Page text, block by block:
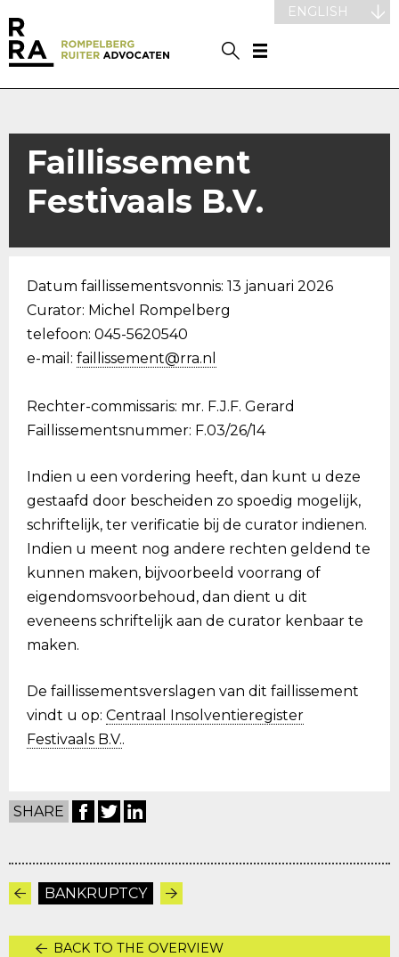
ENGLISH
Faillissement
Festivaals B.V.
Datum faillissementsvonnis: 13 januari 2026
Curator: Michel Rompelberg
telefoon: 045-5620540
e-mail: faillissement@rra.nl
Rechter-commissaris: mr. F.J.F. Gerard
Faillissementsnummer: F.03/26/14
Indien u een vordering heeft, dan kunt u deze
gestaafd door bescheiden zo spoedig mogelijk,
schriftelijk, ter verificatie bij de curator indienen.
Indien u meent nog andere rechten geldend te
kunnen maken, bijvoorbeeld voorrang of
eigendomsvoorbehoud, dan dient u dit
eveneens schriftelijk aan de curator kenbaar te
maken.
De faillissementsverslagen van dit faillissement
vindt u op: Centraal Insolventieregister
Festivaals B.V..
SHARE
BANKRUPTCY
BACK TO THE OVERVIEW